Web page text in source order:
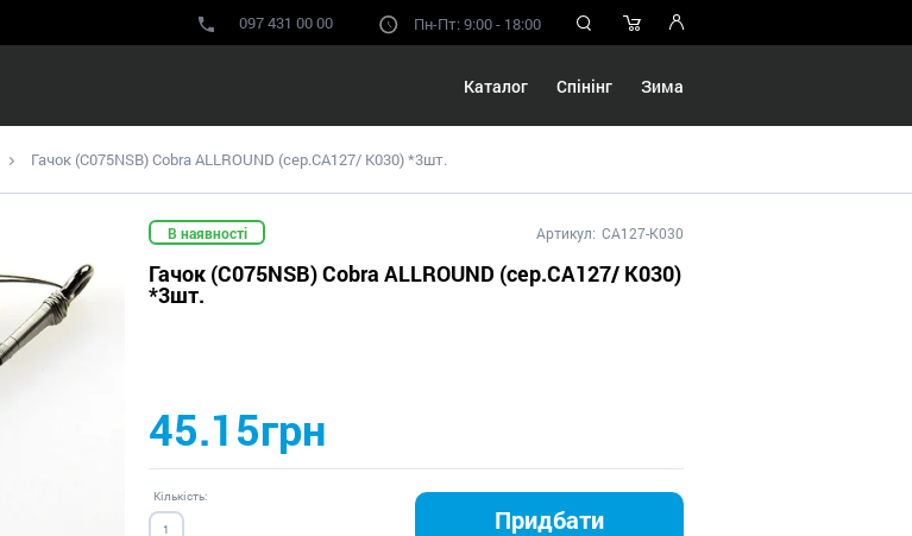
097 431 00 00 Пн-Пт: 9:00 - 18:00
Каталог Спінінг Зима
Гачок (C075NSB) Cobra ALLROUND (сер.CA127/ K030) *3шт.
В наявності Артикул: CA127-K030
Гачок (C075NSB) Cobra ALLROUND (сер.CA127/ K030)
*3шт.
45.15грн
Кількість:
Придбати